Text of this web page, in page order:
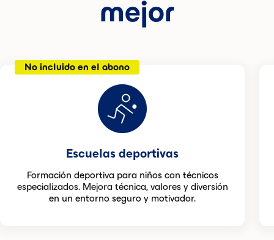
mejor
No incluido en el abono
Escuelas deportivas
Formación deportiva para niños con técnicos
especializados. Mejora técnica, valores y diversión
en un entorno seguro y motivador.